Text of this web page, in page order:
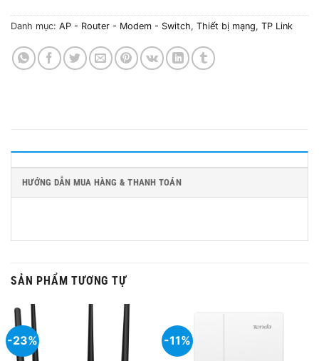
Danh mục: AP - Router - Modem - Switch, Thiết bị mạng, TP Link
HƯỚNG DẪN MUA HÀNG & THANH TOÁN
SẢN PHẨM TƯƠNG TỰ
-23% -11%